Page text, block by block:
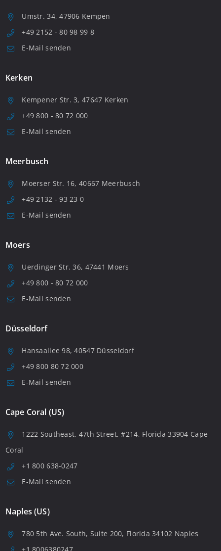
Umstr. 34, 47906 Kempen
+49 2152 - 80 98 99 8
E-Mail senden
Kerken
Kempener Str. 3, 47647 Kerken
+49 800 - 80 72 000
E-Mail senden
Meerbusch
Moerser Str. 16, 40667 Meerbusch
+49 2132 - 93 23 0
E-Mail senden
Moers
Uerdinger Str. 36, 47441 Moers
+49 800 - 80 72 000
E-Mail senden
Düsseldorf
Hansaallee 98, 40547 Düsseldorf
+49 800 80 72 000
E-Mail senden
Cape Coral (US)
1222 Southeast, 47th Street, #214, Florida 33904 Cape
Coral
+1 800 638-0247
E-Mail senden
Naples (US)
780 5th Ave. South, Suite 200, Florida 34102 Naples
+1 8006380247